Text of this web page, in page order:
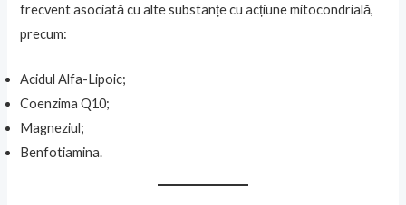
frecvent asociată cu alte substanțe cu acțiune mitocondrială,
precum:
Acidul Alfa-Lipoic;
Coenzima Q10;
Magneziul;
Benfotiamina.